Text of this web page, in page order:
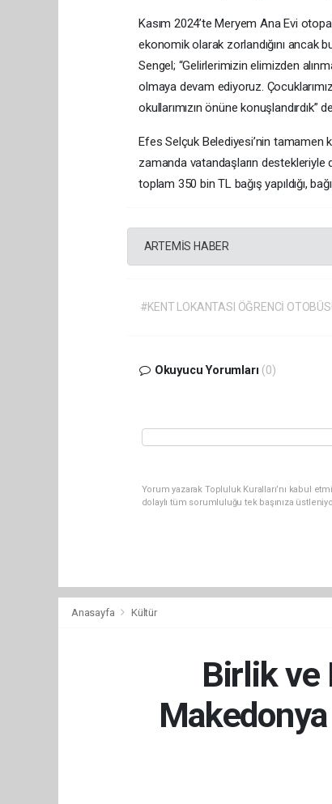
Kasım 2024’te Meryem Ana Evi
ekonomik olarak zorlandığını ancak
Sengel; “Gelirlerimizin elimizden
olmaya devam ediyoruz.
okullarımızın önüne konuşlandırdık”
Efes Selçuk Belediyesi’nin tamamen
zamanda vatandaşların
toplam 350 bin TL bağış yapıldığı,
ARTEMİS HABER
#KENT LOKANTASI ÖĞRENCİ
Okuyucu Yorumları (0)
Yorum yazarak Topluluk Kuralları’nı kabul
dolaylı tüm sorumluluğu tek başınıza
Anasayfa Kültür
Birlik ve